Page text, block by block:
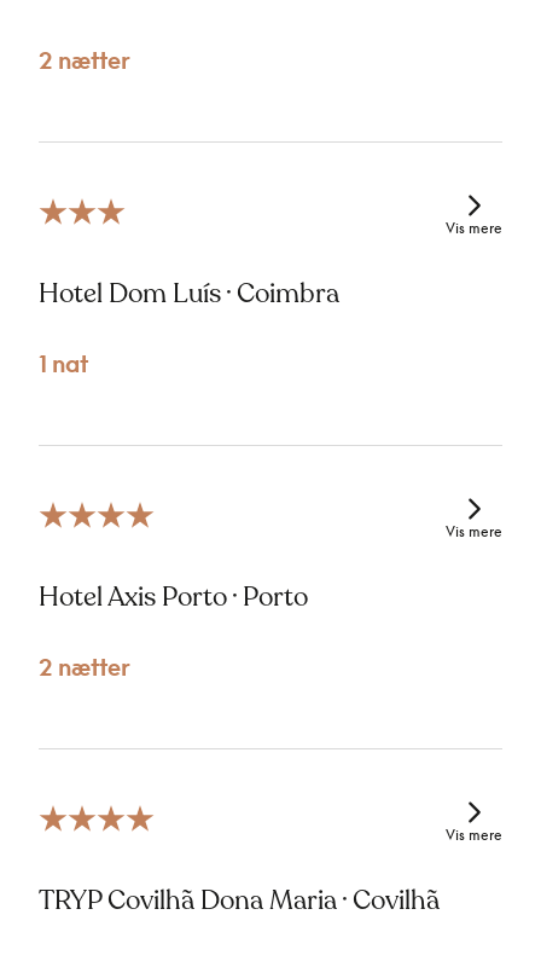
2 nætter
Hotel Dom Luís · Coimbra
1 nat
Vis mere
Hotel Axis Porto · Porto
2 nætter
Vis mere
TRYP Covilhã Dona Maria · Covilhã
Vis mere